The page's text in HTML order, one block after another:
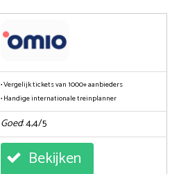
• Vergelijk tickets van 1000+ aanbieders
• Handige internationale treinplanner
Goed: 4,4/5
Bekijken